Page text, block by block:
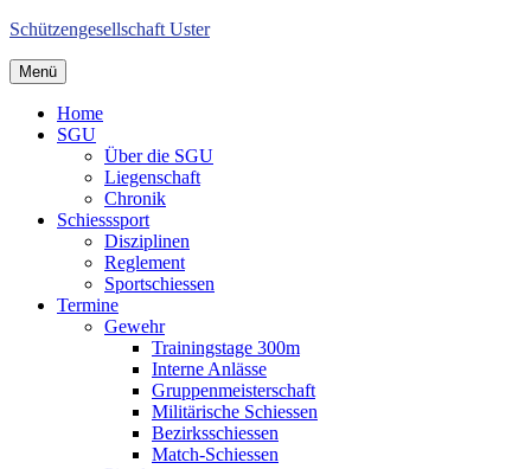
Schützengesellschaft Uster
Menü
Home
SGU
Über die SGU
Liegenschaft
Chronik
Schiesssport
Disziplinen
Reglement
Sportschiessen
Termine
Gewehr
Trainingstage 300m
Interne Anlässe
Gruppenmeisterschaft
Militärische Schiessen
Bezirksschiessen
Match-Schiessen